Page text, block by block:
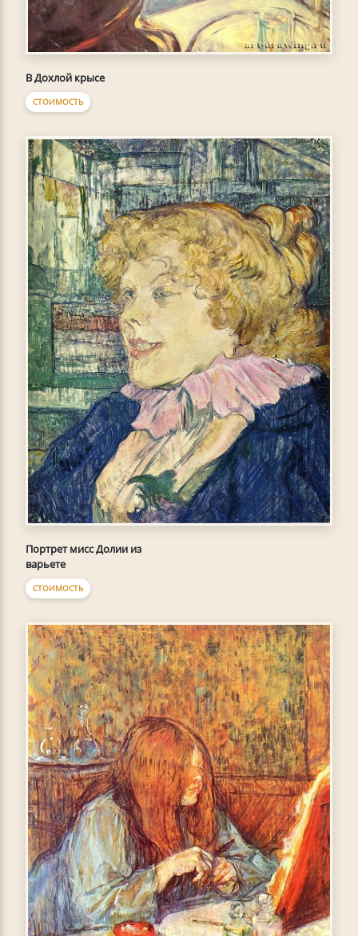
В Дохлой крысе
СТОИМОСТЬ
Портрет мисс Долии из
варьете
СТОИМОСТЬ